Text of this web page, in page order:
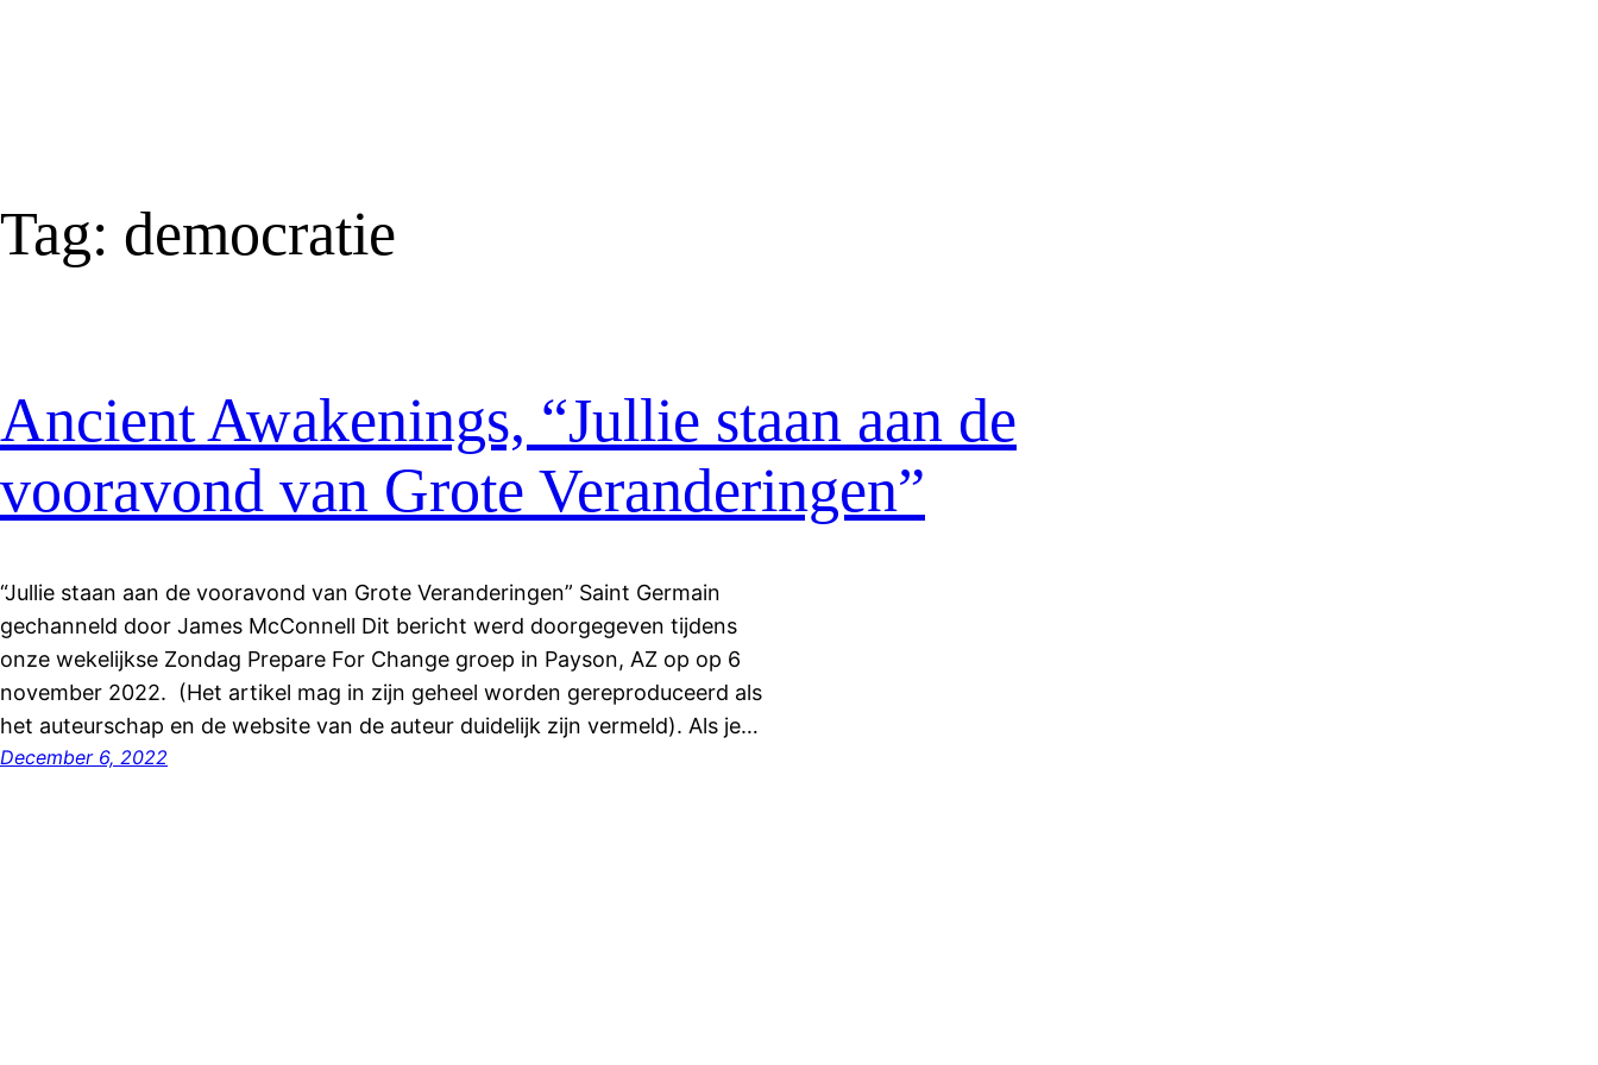
Tag: democratie
Ancient Awakenings, “Jullie staan aan de
vooravond van Grote Veranderingen”
“Jullie staan aan de vooravond van Grote Veranderingen” Saint Germain
gechanneld door James McConnell Dit bericht werd doorgegeven tijdens
onze wekelijkse Zondag Prepare For Change groep in Payson, AZ op op 6
november 2022. (Het artikel mag in zijn geheel worden gereproduceerd als
het auteurschap en de website van de auteur duidelijk zijn vermeld). Als je…
December 6, 2022